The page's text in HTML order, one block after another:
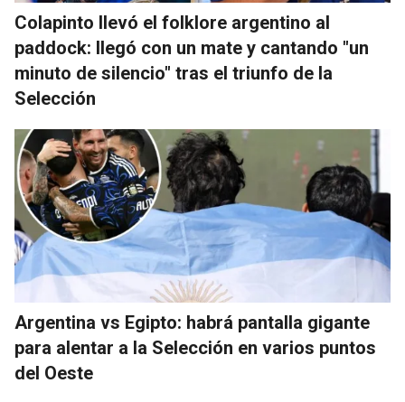
Colapinto llevó el folklore argentino al
paddock: llegó con un mate y cantando "un
minuto de silencio" tras el triunfo de la
Selección
Argentina vs Egipto: habrá pantalla gigante
para alentar a la Selección en varios puntos
del Oeste